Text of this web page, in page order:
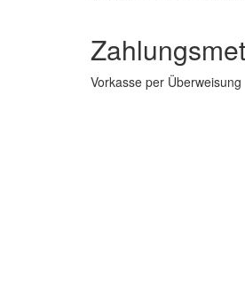
Vorkasse per Überweisung